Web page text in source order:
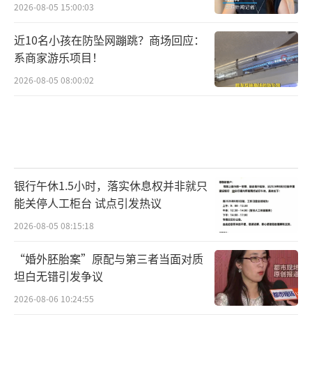
2026-08-05 15:00:03
近10名小孩在防坠网蹦跳？商场回应：
系商家游乐项目！
2026-08-05 08:00:02
银行午休1.5小时，落实休息权并非就只
能关停人工柜台 试点引发热议
2026-08-05 08:15:18
“婚外胚胎案”原配与第三者当面对质
坦白无错引发争议
2026-08-06 10:24:55